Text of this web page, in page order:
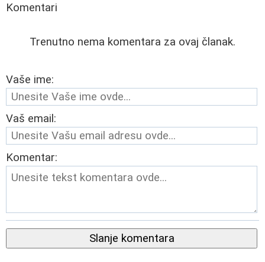
Komentari
Trenutno nema komentara za ovaj članak.
Vaše ime:
Vaš email:
Komentar:
Slanje komentara